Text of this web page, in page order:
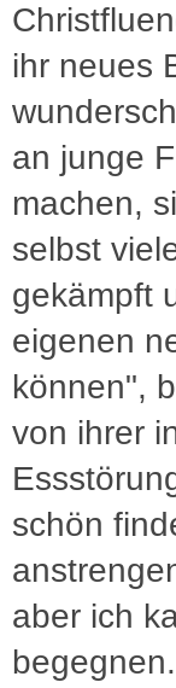
ihr neues
an junge
machen,
selbst
gekämpft
eigenen
können",
von ihrer
schön
aber ich